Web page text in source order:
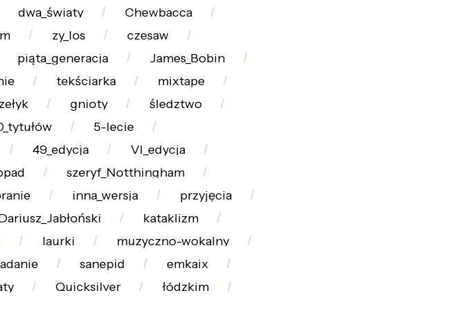
dwa_światy
Chewbacca
zy_los
czesaw
piąta_generacja
James_Bobin
tekściarka
mixtape
gnioty
śledztwo
5-lecie
49_edycja
VI_edycja
szeryf_Notthingham
inna_wersja
przyjęcia
kataklizm
laurki
muzyczno-wokalny
sanepid
emkaix
Quicksilver
łódzkim